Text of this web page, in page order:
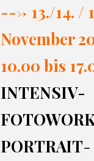
---> 13./14. /
November
10.00 bis
INTENSIV-
PORTRAIT-